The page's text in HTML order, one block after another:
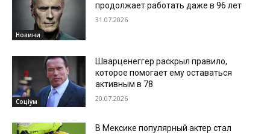
Новини
продолжает работать даже в 96 лет
31.07.2026
Соціум
Шварценеггер раскрыл правило,
которое помогает ему оставаться
активным в 78
20.07.2026
В Мексике популярный актер стал